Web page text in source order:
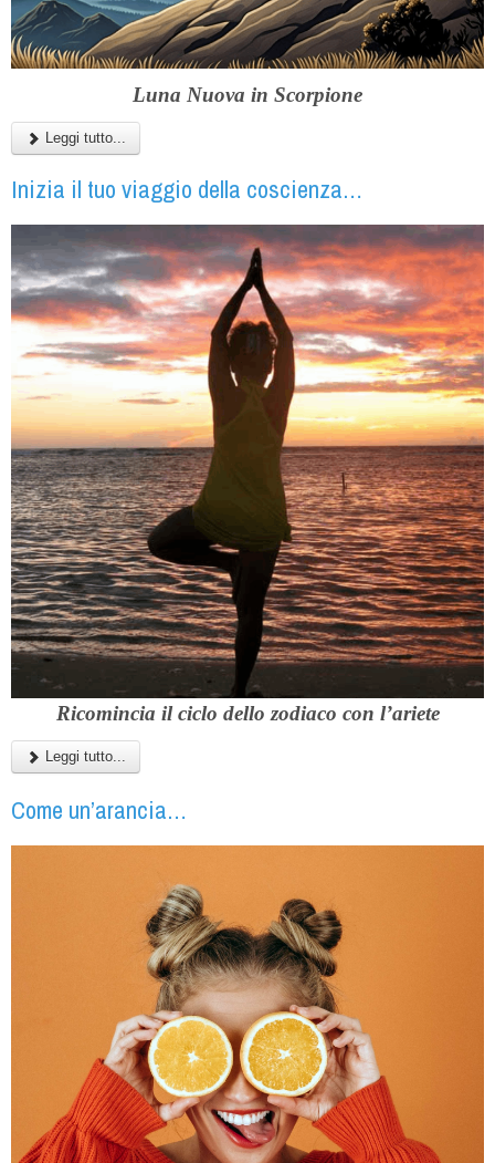
Luna Nuova in Scorpione
Leggi tutto...
Inizia il tuo viaggio della coscienza…
Ricomincia ilciclo dello zodiaco con l’ariete
Leggi tutto...
Come un’arancia…